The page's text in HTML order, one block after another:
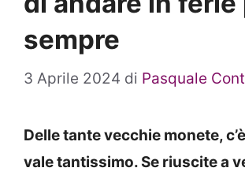
sempre
3 Aprile 2024 di Pasquale
Delle tante vecchie monete,
vale tantissimo. Se riuscite a